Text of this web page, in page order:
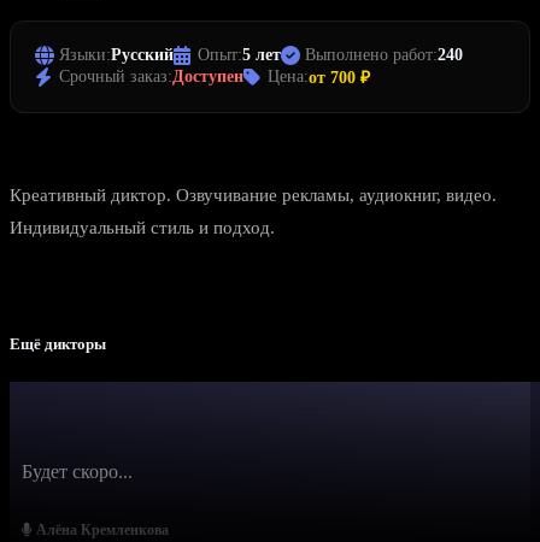
Языки:Русский Опыт:5 лет Выполнено работ:240
Срочный заказ:Доступен Цена:от 700 ₽
Креативный диктор. Озвучивание рекламы, аудиокниг, видео.
Индивидуальный стиль и подход.
Ещё дикторы
Алёна Кремленкова
Будет скоро...